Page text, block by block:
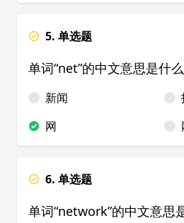
5. 单选题
单词“net”的中文意思是什么
新闻
网
6. 单选题
单词“network”的中文意思